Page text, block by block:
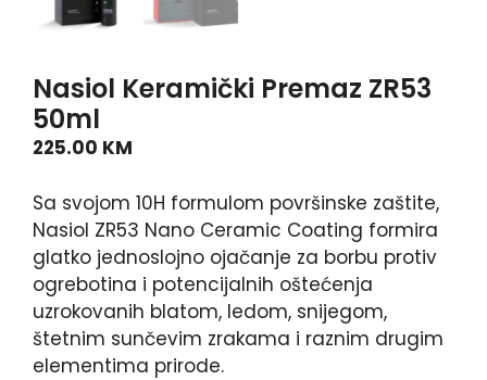
Nasiol Keramički Premaz ZR53
50ml
225.00 KM
Sa svojom 10H formulom površinske zaštite,
Nasiol ZR53 Nano Ceramic Coating formira
glatko jednoslojno ojačanje za borbu protiv
ogrebotina i potencijalnih oštećenja
uzrokovanih blatom, ledom, snijegom,
štetnim sunčevim zrakama i raznim drugim
elementima prirode.